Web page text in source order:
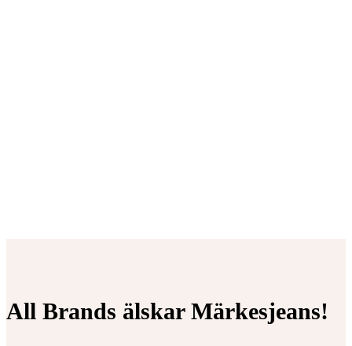
All Brands älskar Märkesjeans!